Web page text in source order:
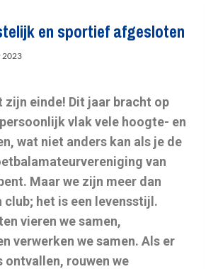
en sportief afgesloten
2023
zijn einde! Dit jaar bracht op
vlak vele hoogte- en
wat niet anders kan als je de
van
Maar we zijn meer dan
club; het is een levensstijl.
vieren we samen,
verwerken we samen. Als er
ontvallen, rouwen we